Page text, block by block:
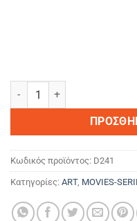
ALICE ποσότητα
Κωδικός προϊόντος: D241
Κατηγορίες: ART, MOVIES-